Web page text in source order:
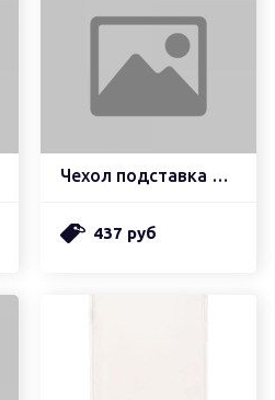
Чехол подставка с магнитом
437 руб